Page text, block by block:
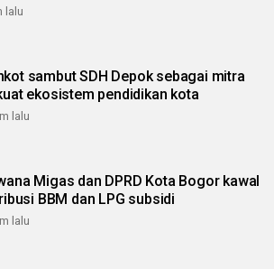
lalu
sambut SDH Depok sebagai mitra
ekosistem pendidikan kota
lalu
Migas dan DPRD Kota Bogor kawal
BBM dan LPG subsidi
lalu